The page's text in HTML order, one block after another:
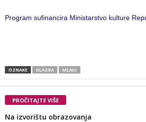
Program sufinancira Ministarstvo kulture
OZNAKE GLAZBA MLADI
PROČITAJTE VIŠE
Na izvorištu obrazovanja